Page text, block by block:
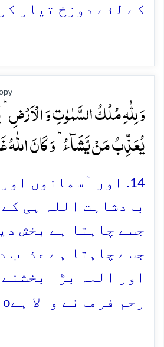
کے لئے دوزخ تیار
وَ لِلّٰہِ مُلۡکُ السَّمٰوٰتِ وَ الۡاَرۡضِ
یُعَذِّبُ مَنۡ یَّشَآءُ ؕ وَ کَانَ اللّٰہُ
14. اور آسمانوں
بادشاہت اللہ ہی
جسے چاہتا ہے بخش
جسے چاہتا ہے عذاب
اور اللہ بڑا بخشنے
رحم فرمانے والا ہےo